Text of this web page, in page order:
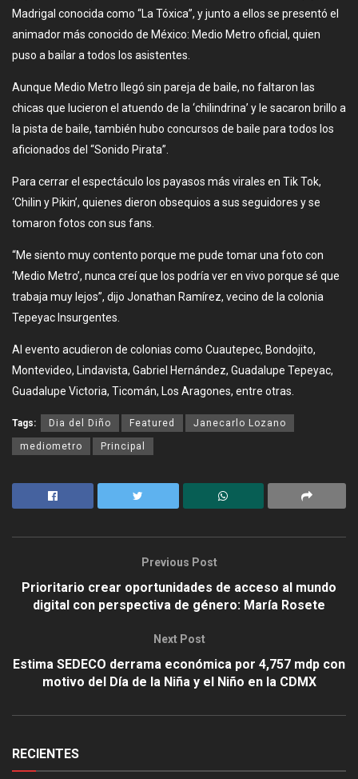
Madrigal conocida como “La Tóxica”, y junto a ellos se presentó el
animador más conocido de México: Medio Metro oficial, quien
puso a bailar a todos los asistentes.
Aunque Medio Metro llegó sin pareja de baile, no faltaron las
chicas que lucieron el atuendo de la ‘chilindrina’ y le sacaron brillo a
la pista de baile, también hubo concursos de baile para todos los
aficionados del “Sonido Pirata”.
Para cerrar el espectáculo los payasos más virales en Tik Tok,
‘Chilin y Pikin’, quienes dieron obsequios a sus seguidores y se
tomaron fotos con sus fans.
“Me siento muy contento porque me pude tomar una foto con
‘Medio Metro’, nunca creí que los podría ver en vivo porque sé que
trabaja muy lejos”, dijo Jonathan Ramírez, vecino de la colonia
Tepeyac Insurgentes.
Al evento acudieron de colonias como Cuautepec, Bondojito,
Montevideo, Lindavista, Gabriel Hernández, Guadalupe Tepeyac,
Guadalupe Victoria, Ticomán, Los Aragones, entre otras.
Tags: Dia del Diño Featured Janecarlo Lozano
mediometro Principal
Previous Post
Prioritario crear oportunidades de acceso al mundo
digital con perspectiva de género: María Rosete
Next Post
Estima SEDECO derrama económica por 4,757 mdp con
motivo del Día de la Niña y el Niño en la CDMX
RECIENTES